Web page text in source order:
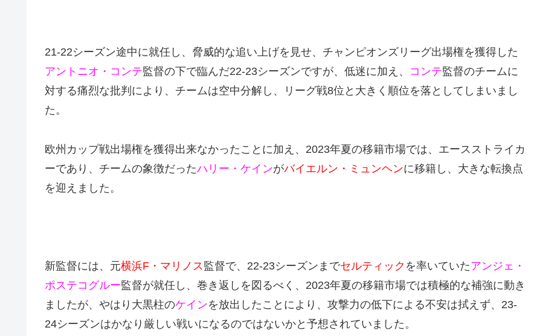
21-22シーズン途中に就任し、脅威的な追い上げを見せ、チャンピオンズリーグ出場権を獲得した
アントニオ・コンテ監督の下で臨んだ22-23シーズンですが、低迷に加え、 コンテ監督のチームに
対する痛烈な批判により、チームは空中分解し、リーグ戦8位と大きく順位を落としてしまいまし
た。
欧州カップ戦出場権を獲得出来なかったことに加え、2023年夏の移籍市場では、エースストライカ
ーであり、チームの象徴だったハリー・ケインがバイエルン・ミュンヘンに移籍し、大きな転換点
を迎えました。
新監督には、元横浜F・マリノス 監督で、22-23シーズンまでセルティック を率いていたアンジェ・
ポステコグルー監督が就任し、巻き返しを図るべく、2023年夏の移籍市場では積極的な補強に動き
ましたが、やはり大黒柱のケインを放出したことにより、攻撃力の低下による不安は拭えず、23-
24シーズンはかなり厳しい戦いになるのではないかと予想されていました。